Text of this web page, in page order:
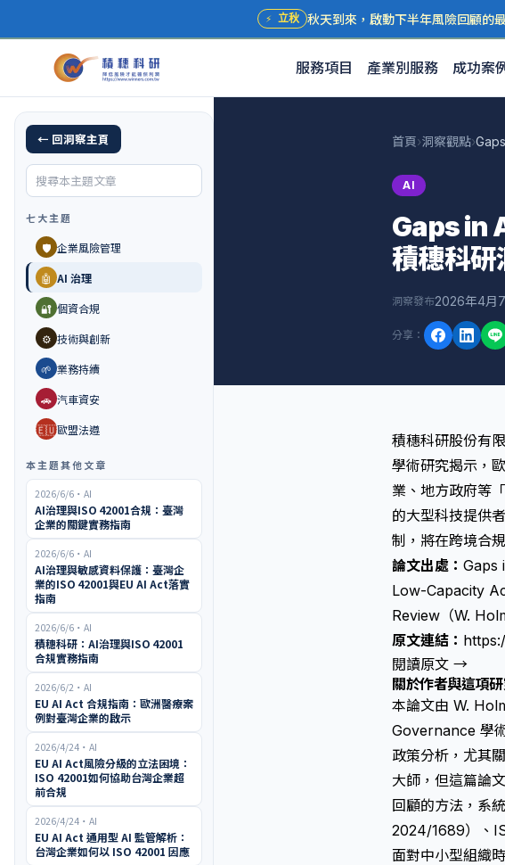
⚡ 立秋 秋天到來，啟動下半年風險回顧的
服務項目 產業別服務 成功案
← 回洞察主頁
七大主題
🛡️ 企業風險管理
🤖 AI 治理
🔐 個資合規
⚙️ 技術與創新
🌱 業務持續
🚗 汽車資安
🇪🇺歐盟法遵
本主題其他文章
2026/6/6 ・ AI
AI治理與ISO 42001合規：臺灣
企業的關鍵實務指南
2026/6/6 ・ AI
AI治理與敏感資料保護：臺灣企
業的ISO 42001與EU AI Act落實
指南
2026/6/6 ・ AI
積穗科研：AI治理與ISO 42001
合規實務指南
2026/6/2 ・ AI
EU AI Act 合規指南：歐洲醫療案
例對臺灣企業的啟示
2026/4/24 ・ AI
EU AI Act風險分級的立法困境：
ISO 42001如何協助台灣企業超
前合規
2026/4/24 ・ AI
EU AI Act 通用型 AI 監管解析：
台灣企業如何以 ISO 42001 因應
首頁›洞察觀點›
AI
Gaps in
積穗科研
洞察發布2026年4月
分享 ：
積穗科研股份有
學術研究揭示，
業、地方政府等
的大型科技提供
制，將在跨境合
論文出處： Gaps
Low-Capacity
Review（W.
原文連結：
閱讀原文 →
關於作者與這項
本論文由 W.
Governance 學
政策分析，尤其
大師，但這篇論
回顧的方法，系
2024/1689）、
面對中小型組織